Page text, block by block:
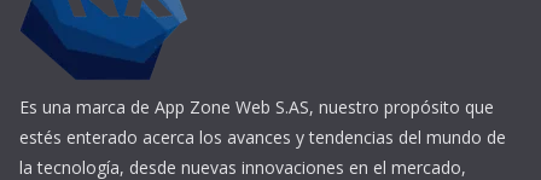
Es una marca de App Zone Web S.AS, nuestro propósito que
estés enterado acerca los avances y tendencias del mundo de
la tecnología, desde nuevas innovaciones en el mercado,